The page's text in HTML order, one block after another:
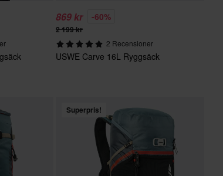
869 kr -60%
2 199 kr
2 Recensioner
USWE Carve 16L Ryggsäck
Superpris!